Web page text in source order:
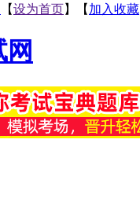
【设为首页】【 加入收藏